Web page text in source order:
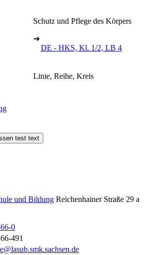
Schutz und Pflege des Körpers
➔
DE - HKS, Kl. 1/2, LB 4
Linie, Reihe, Kreis
test text
und Bildung Reichenhainer Straße 29 a
0
491